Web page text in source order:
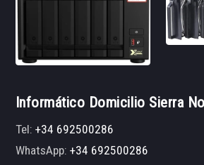
Informático Domicilio Sierra
Tel:+34 692500286
WhatsApp:+34 692500286